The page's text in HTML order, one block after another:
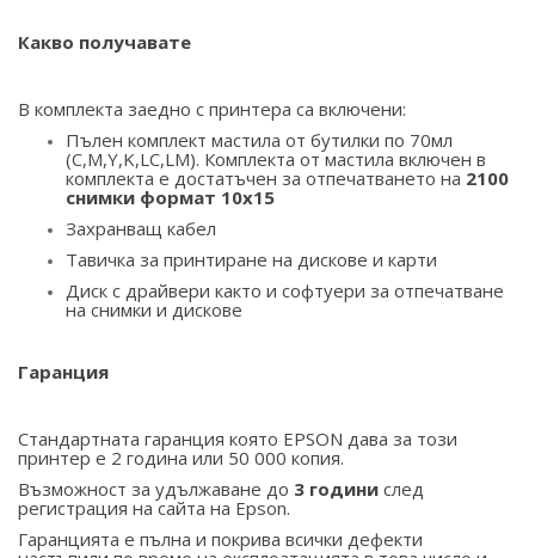
Какво получавате
В комплекта заедно с принтера са включени:
Пълен комплект мастила от бутилки по 70мл
(C,M,Y,K,LC,LM). Комплекта от мастила включен в
комплекта е достатъчен за отпечатването на 2100
снимки формат 10х15
Захранващ кабел
Тавичка за принтиране на дискове и карти
Диск с драйвери както и софтуери за отпечатване
на снимки и дискове
Гаранция
Стандартната гаранция която EPSON дава за този
принтер е 2 година или 50 000 копия.
Възможност за удължаване до 3 години след
регистрация на сайта на Epson.
Гаранцията е пълна и покрива всички дефекти